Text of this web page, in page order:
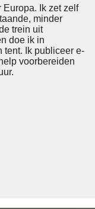
Ik zet zelf
minder
trein uit
doe ik in
tent. Ik publiceer e-
voorbereiden